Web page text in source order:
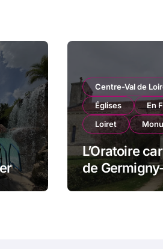
Centre-Val de
Églises
En
Loiret
L’Oratoire
de
: cette église